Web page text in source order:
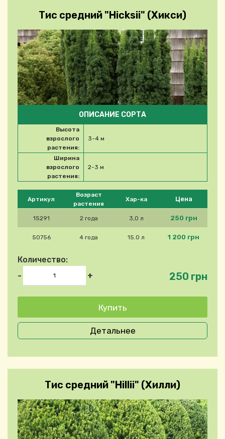
Тис средний "Hicksii" (Хикси)
Please select product
Артикул
Возраст
растения
Хар-ка Цена
15291 2 года 3,0 л 250 грн
50756 4 года 15.0 л 1 200 грн
Количество:
-
+ 250 грн
ОПИСАНИЕ СОРТА
Высота
взрослого
растения:
3-4 м
Ширина
взрослого
растения:
2-3 м
Детальнее
Тис средний "Hillii" (Хилли)